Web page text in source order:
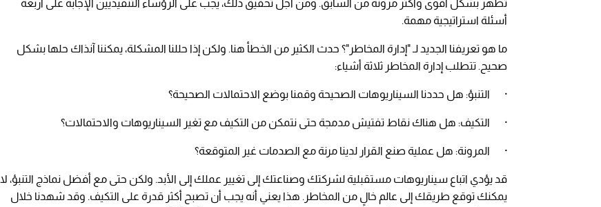
تظهر بشكل أقوى وأكثر مرونة من السابق. ومن أجل تحقيق ذلك، يجب على الرؤساء التنفيذيين الإجابة على أربعة
أسئلة استراتيجية مهمة.
ما هو تعريفنا الجديد لـ "إدارة المخاطر"؟ حدث الكثير من الخطأ هنا. ولكن إذا حللنا المشكلة، يمكننا آنذاك حلها بشكل
صحيح. تتطلب إدارة المخاطر ثلاثة أشياء:
· التنبؤ: هل حددنا السيناريوهات الصحيحة وقمنا بوضع الاحتمالات الصحيحة؟
· التكيف: هل هناك نقاط تفتيش مدمجة حتى نتمكن من التكيف مع تغير السيناريوهات والاحتمالات؟
· المرونة: هل عملية صنع القرار لدينا مرنة مع الصدمات غير المتوقعة؟
قد يؤدي اتباع سيناريوهات مستقبلية لشركتك وصناعتك إلى تغيير عملك إلى الأبد. ولكن حتى مع أفضل نماذج التنبؤ، لا
يمكنك توقع طريقك إلى عالم خالٍ من المخاطر. هذا يعني أنه يجب أن تصبح أكثر قدرة على التكيف. وقد شهدنا خلال